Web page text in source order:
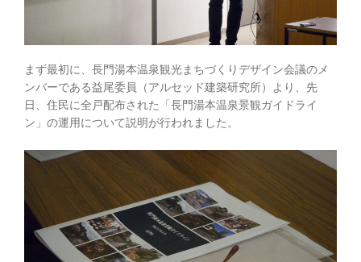
まず最初に、長門湯本温泉観光まちづくりデザイン会議のメ
ンバーである益尾委員（アルセッド建築研究所）より、先
日、住民に全戸配布された「長門湯本温泉景観ガイドライ
ン」の運用について説明が行われました。